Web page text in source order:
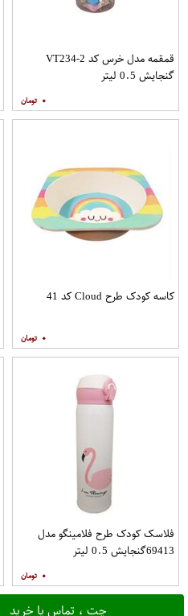
چت ، تماس یا خرید
قمقمه مدل خرس کد VT234-2
گنجایش 0.5 لیتر
۰
کاسه کودک طرح Cloud کد 41
۰
فلاسک کودک طرح فلامینگو مدل
69413گنجایش 0.5 لیتر
۰